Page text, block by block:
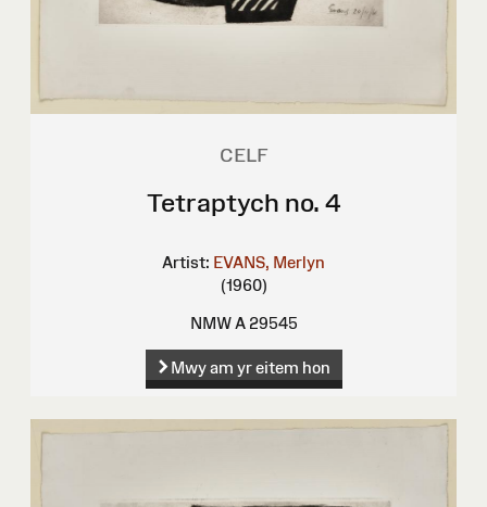
CELF
Tetraptych no. 4
Artist: EVANS, Merlyn
(1960)
NMW A 29545
Mwy am yr eitem hon